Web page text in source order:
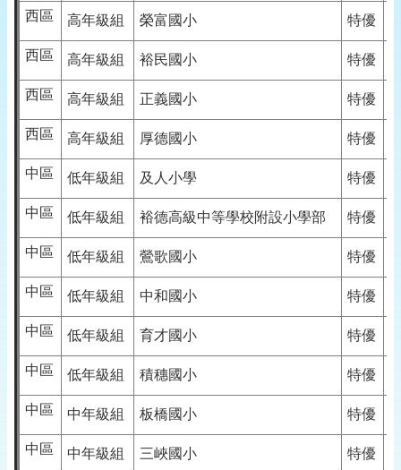
西區 高年級組 榮富國小 特優
西區 高年級組 裕民國小 特優
西區 高年級組 正義國小 特優
西區 高年級組 厚德國小 特優
中區 低年級組 及人小學 特優
中區 低年級組 裕德高級中等學校附設小學部 特優
中區 低年級組 鶯歌國小 特優
中區 低年級組 中和國小 特優
中區 低年級組 育才國小 特優
中區 低年級組 積穗國小 特優
中區 中年級組 板橋國小 特優
中區 中年級組 三峽國小 特優